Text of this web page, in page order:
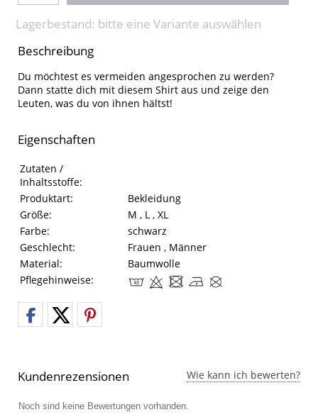
Lagerbestand: bitte eine Variante auswählen
Beschreibung
Du möchtest es vermeiden angesprochen zu werden?
Dann statte dich mit diesem Shirt aus und zeige den
Leuten, was du von ihnen hältst!
Eigenschaften
Eigenschaften des Produkts
Eigenschaft
Zutaten /
Inhaltsstoffe:
Produktart:
Bekleidung
Größe:
M , L , XL
Farbe:
schwarz
Geschlecht:
Frauen , Männer
Material:
Baumwolle
Pflegehinweise:
Kundenrezensionen Wie kann ich bewerten?
Noch sind keine Bewertungen vorhanden.